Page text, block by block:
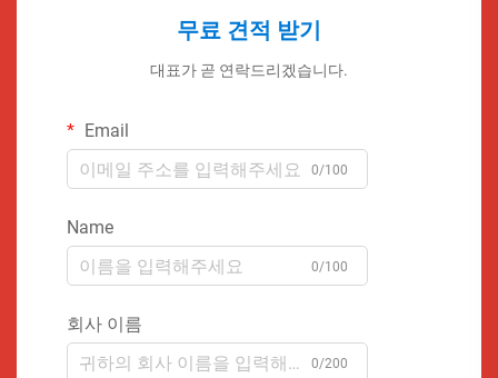
무료 견적 받기
대표가 곧 연락드리겠습니다.
Email
0/100
Name
0/100
회사 이름
0/200